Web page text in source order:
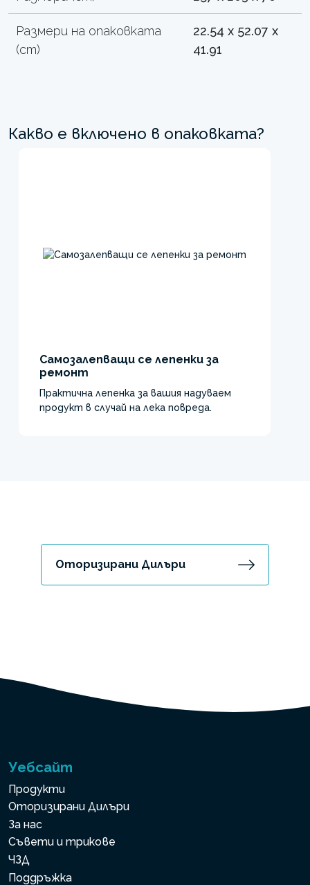
Размери на опаковката
(cm)
22.54 x 52.07 x
41.91
Какво е включено в опаковката?
Самозалепващи се лепенки за
ремонт
Практична лепенка за вашия надуваем
продукт в случай на лека повреда.
Оторизирани Дилъри
Уебсайт
Продукти
Оторизирани Дилъри
За нас
Съвети и трикове
ЧЗД
Поддръжка